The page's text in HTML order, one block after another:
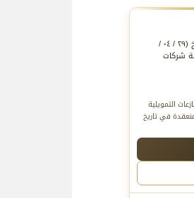
قرار قضائي رقم (۹۸۸ / ۲۰۲۳) وتاريخ (۲۹ / ۰٤ /
شركات
التمويلية
المنعقدة في تاريخ